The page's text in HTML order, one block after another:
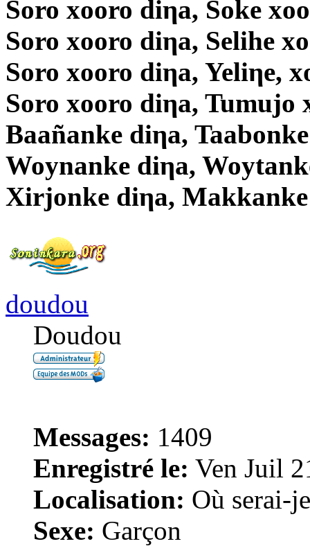
Soro xooro diηa, Soke
Soro xooro diηa, Selihe
Soro xooro diηa, Yeliηe,
Soro xooro diηa, Tumujo
Baañanke diηa,
Woynanke diηa,
Xirjonke diηa,
doudou
Doudou
Messages: 1409
Enregistré le: Ven Juil
Localisation: Où serai-
Sexe: Garçon